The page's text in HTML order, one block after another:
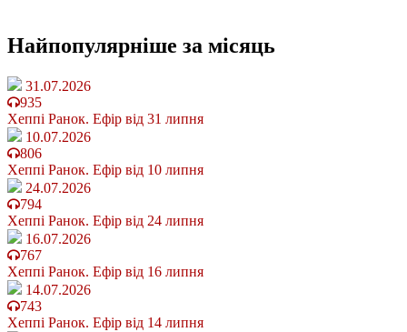
Найпопулярніше за місяць
31.07.2026
935
Хеппі Ранок. Ефір від 31 липня
10.07.2026
806
Хеппі Ранок. Ефір від 10 липня
24.07.2026
794
Хеппі Ранок. Ефір від 24 липня
16.07.2026
767
Хеппі Ранок. Ефір від 16 липня
14.07.2026
743
Хеппі Ранок. Ефір від 14 липня